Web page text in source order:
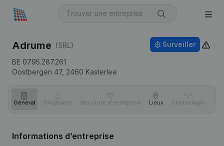
Adrume (SRL)
BE 0795.287.261
Oostbergen 47, 2460 Kasterlee
Surveiller
Général Dirigeants Structure d'entreprise Lieux Chronologie
Informations d’entreprise